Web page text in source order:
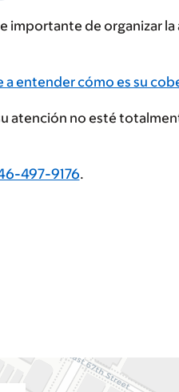
importante de organizar
a entender cómo es su
atención no esté
497-9176.